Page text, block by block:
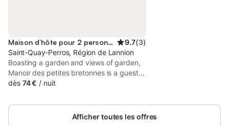
Maison d’hôte pour 2 personnes 9.7(3)
Saint-Quay-Perros, Région de Lannion
Boasting a garden and views of garden,
Manoir des petites bretonnes is a guest
house set in a historic building in Saint-
Golf Course.
dès 74 € / nuit
Afficher toutes les offres